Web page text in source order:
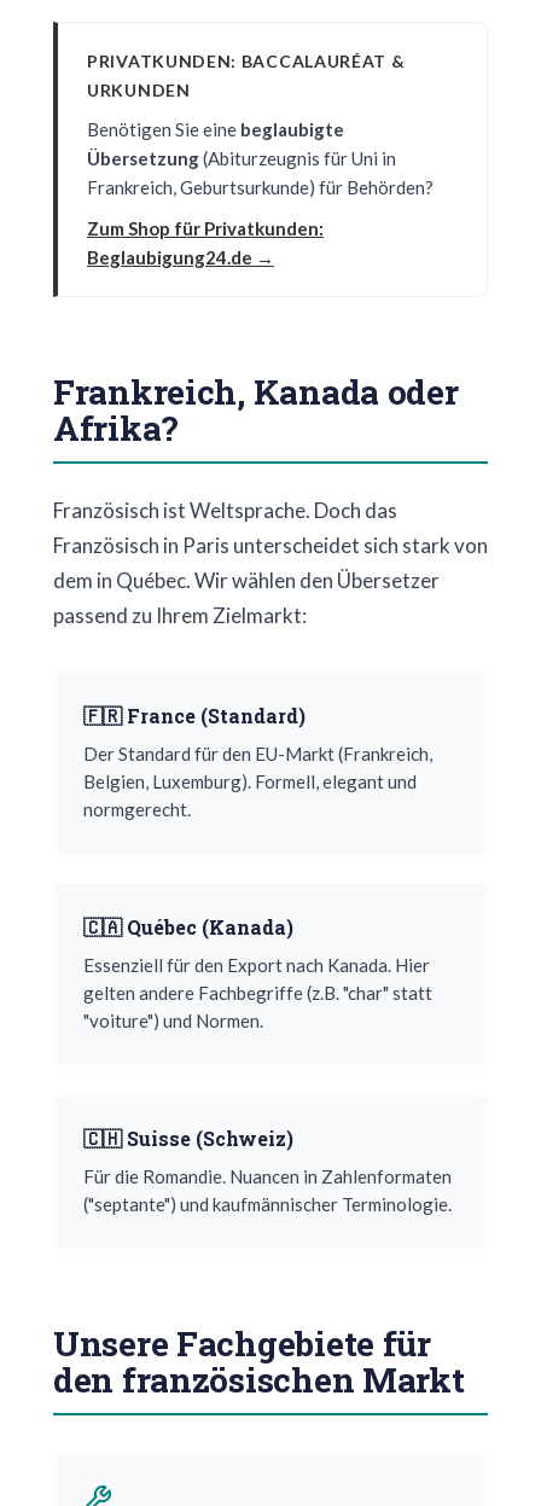
PRIVATKUNDEN: BACCALAURÉAT &
URKUNDEN
Benötigen Sie eine beglaubigte
Übersetzung(Abiturzeugnis für Uni in
Frankreich, Geburtsurkunde) für Behörden?
Zum Shop für Privatkunden:
Beglaubigung24.de →
Frankreich, Kanada oder
Afrika?
Französisch ist Weltsprache. Doch das
Französisch in Paris unterscheidet sich stark von
dem in Québec. Wir wählen den Übersetzer
passend zu Ihrem Zielmarkt:
🇫🇷 France (Standard)
Der Standard für den EU-Markt (Frankreich,
Belgien, Luxemburg). Formell, elegant und
normgerecht.
🇨🇦 Québec (Kanada)
Essenziell für den Export nach Kanada. Hier
gelten andere Fachbegriffe (z.B. "char" statt
"voiture") und Normen.
🇨🇭 Suisse (Schweiz)
Für die Romandie. Nuancen in Zahlenformaten
("septante") und kaufmännischer Terminologie.
Unsere Fachgebiete für
den französischen Markt